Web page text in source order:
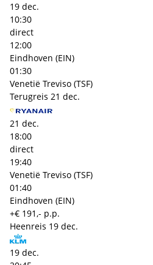
19 dec.
10:30
direct
12:00
Eindhoven (EIN)
01:30
Venetië Treviso (TSF)
Terugreis 21 dec.
21 dec.
18:00
direct
19:40
Venetië Treviso (TSF)
01:40
Eindhoven (EIN)
+€ 191,- p.p.
Heenreis 19 dec.
19 dec.